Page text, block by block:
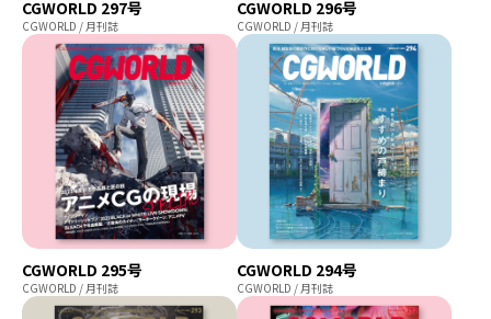
CGWORLD 297号
CGWORLD / 月刊誌
CGWORLD 296号
CGWORLD / 月刊誌
CGWORLD 295号
CGWORLD / 月刊誌
CGWORLD 294号
CGWORLD / 月刊誌